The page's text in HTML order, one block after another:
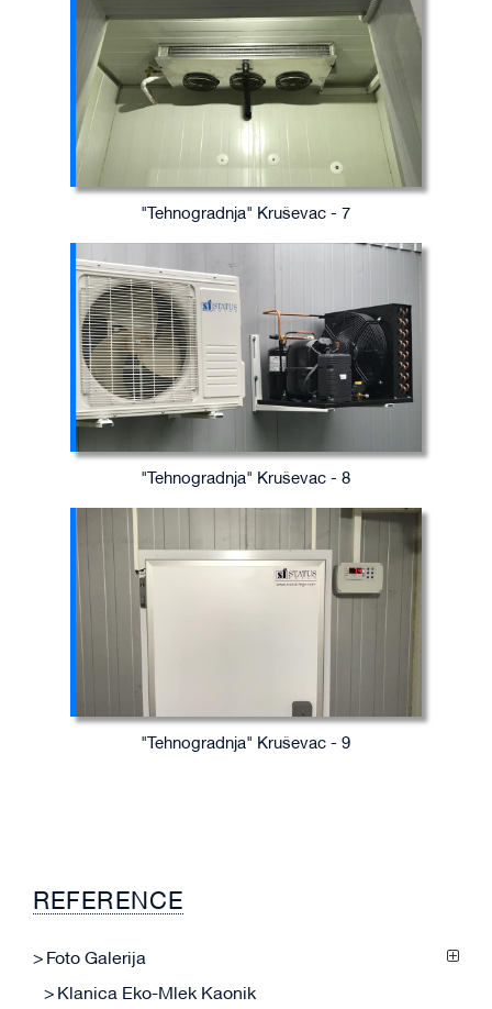
"Tehnogradnja" Kruševac - 7
"Tehnogradnja" Kruševac - 8
"Tehnogradnja" Kruševac - 9
REFERENCE
Foto Galerija
Klanica Eko-Mlek Kaonik